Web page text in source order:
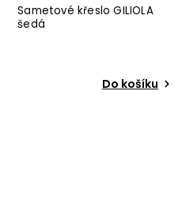
Sametové křeslo GILIOLA
šedá
Do košíku